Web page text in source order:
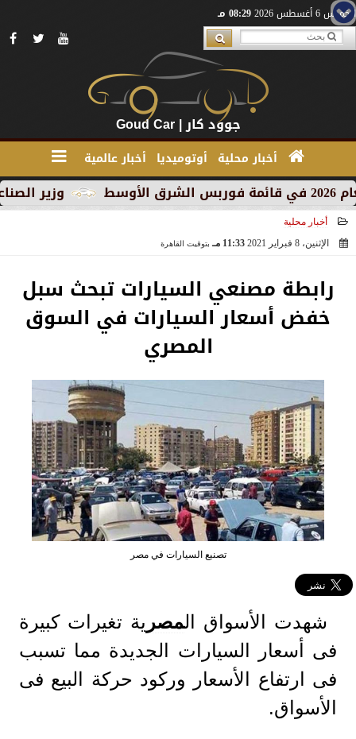
الخميس 6 أغسطس 2026 08:29 مـ
جوود كار | Goud Car
أخبار محلية أوتوميديا أخبار عالمية
وزير الصناعة
أخبار محلية
الإثنين، 8 فبراير 2021
11:33 مـ بتوقيت القاهرة
رابطة مصنعي السيارات تبحث سبل
خفض أسعار السيارات في السوق
المصري
تصنيع السيارات في مصر
شهدت الأسواق المصر ية تغيرات كبيرة
فى أسعار السيارات الجديدة مما تسبب
فى ارتفاع الأسعار وركود حركة البيع فى
الأسواق.